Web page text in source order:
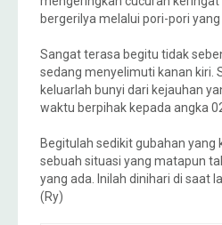
bergerilya melalui pori-pori yang
Sangat terasa begitu tidak
sedang menyelimuti kanan kiri.
keluarlah bunyi dari kejauhan
waktu berpihak kepada angka
Begitulah sedikit gubahan yang
sebuah situasi yang matapun
yang ada. Inilah dinihari di saat
(Ry)